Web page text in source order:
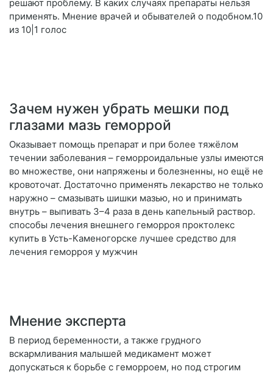
решают проблему. В каких случаях препараты нельзя
применять. Мнение врачей и обывателей о подобном.10
из 10|1 голос
Зачем нужен убрать мешки под
глазами мазь геморрой
Оказывает помощь препарат и при более тяжёлом
течении заболевания – геморроидальные узлы имеются
во множестве, они напряжены и болезненны, но ещё не
кровоточат. Достаточно применять лекарство не только
наружно – смазывать шишки мазью, но и принимать
внутрь – выпивать 3–4 раза в день капельный раствор.
способы лечения внешнего геморроя проктолекс
купить в Усть-Каменогорске лучшее средство для
лечения геморроя у мужчин
Мнение эксперта
В период беременности, а также грудного
вскармливания малышей медикамент может
допускаться к борьбе с геморроем, но под строгим